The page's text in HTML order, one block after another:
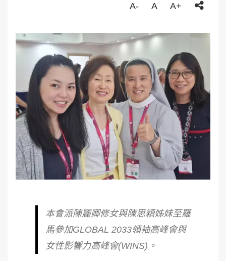
A- A A+
本會派陳麗卿修女與陳思穎姊妹至羅
馬參加GLOBAL 2033領袖高峰會與
女性影響力高峰會(WINS)。